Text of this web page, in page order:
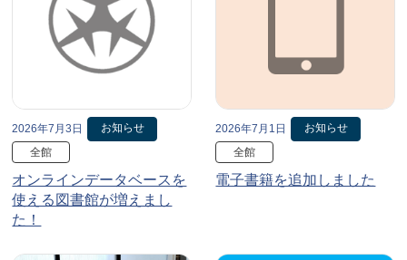
2026年7月3日
お知らせ
全館
オンラインデータベースを
使える図書館が増えまし
た！
2026年7月1日
お知らせ
全館
電子書籍を追加しました